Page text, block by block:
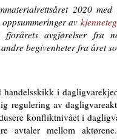
2020
av
avgjørelser fra
begivenheter fra året
i
regulering av
konfliktnivået i
avtaler mellom